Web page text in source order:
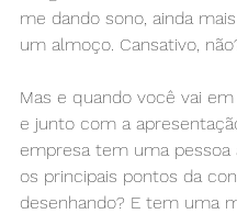
me dando sono, ainda
um almoço. Cansativo,
Mas e quando você vai
e junto com a
empresa tem uma pessoa
os principais pontos da
desenhando? E tem uma